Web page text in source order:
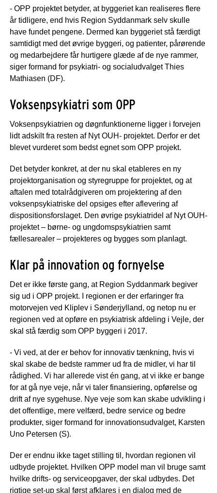
- OPP projektet betyder, at byggeriet kan realiseres flere
år tidligere, end hvis Region Syddanmark selv skulle
have fundet pengene. Dermed kan byggeriet stå færdigt
samtidigt med det øvrige byggeri, og patienter, pårørende
og medarbejdere får hurtigere glæde af de nye rammer,
siger formand for psykiatri- og socialudvalget Thies
Mathiasen (DF).
Voksenpsykiatri som OPP
Voksenpsykiatrien og døgnfunktionerne ligger i forvejen
lidt adskilt fra resten af Nyt OUH- projektet. Derfor er det
blevet vurderet som bedst egnet som OPP projekt.
Det betyder konkret, at der nu skal etableres en ny
projektorganisation og styregruppe for projektet, og at
aftalen med totalrådgiveren om projektering af den
voksenpsykiatriske del opsiges efter aflevering af
dispositionsforslaget. Den øvrige psykiatridel af Nyt OUH-
projektet – børne- og ungdomspsykiatrien samt
fællesarealer – projekteres og bygges som planlagt.
Klar på innovation og fornyelse
Det er ikke første gang, at Region Syddanmark begiver
sig ud i OPP projekt. I regionen er der erfaringer fra
motorvejen ved Kliplev i Sønderjylland, og netop nu er
regionen ved at opføre en psykiatrisk afdeling i Vejle, der
skal stå færdig som OPP byggeri i 2017.
- Vi ved, at der er behov for innovativ tænkning, hvis vi
skal skabe de bedste rammer ud fra de midler, vi har til
rådighed. Vi har allerede vist én gang, at vi ikke er bange
for at gå nye veje, når vi taler finansiering, opførelse og
drift af nye sygehuse. Nye veje som kan skabe udvikling i
det offentlige, mere velfærd, bedre service og bedre
produkter, siger formand for innovationsudvalget, Karsten
Uno Petersen (S).
Der er endnu ikke taget stilling til, hvordan regionen vil
udbyde projektet. Hvilken OPP model man vil bruge samt
hvilke drifts- og serviceopgaver, der skal udbydes. Det
rigtige set-up skal først afklares i en dialog med de